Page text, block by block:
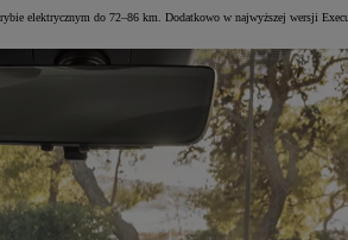
elektrycznym do 72–86 km. Dodatkowo w najwyższej wersji